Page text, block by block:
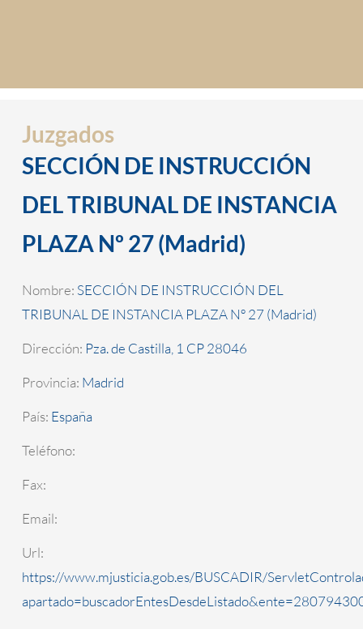
Juzgados
SECCIÓN DE INSTRUCCIÓN
DEL TRIBUNAL DE INSTANCIA
PLAZA Nº 27 (Madrid)
Nombre: SECCIÓN DE INSTRUCCIÓN DEL
TRIBUNAL DE INSTANCIA PLAZA Nº 27 (Madrid)
Dirección: Pza. de Castilla, 1 CP 28046
Provincia: Madrid
País: España
Teléfono:
Fax:
Email:
Url:
https://www.mjusticia.gob.es/BUSCADIR/